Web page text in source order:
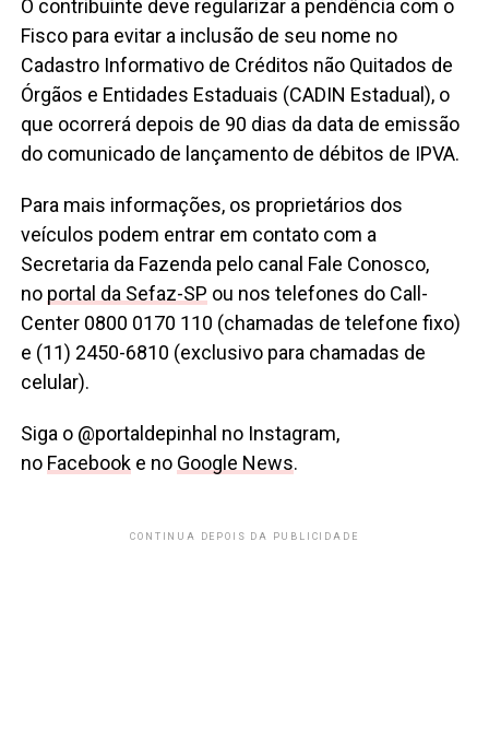
O contribuinte deve regularizar a pendência com o
Fisco para evitar a inclusão de seu nome no
Cadastro Informativo de Créditos não Quitados de
Órgãos e Entidades Estaduais (CADIN Estadual), o
que ocorrerá depois de 90 dias da data de emissão
do comunicado de lançamento de débitos de IPVA.
Para mais informações, os proprietários dos
veículos podem entrar em contato com a
Secretaria da Fazenda pelo canal Fale Conosco,
no portal da Sefaz-SP ou nos telefones do Call-
Center 0800 0170 110 (chamadas de telefone fixo)
e (11) 2450-6810 (exclusivo para chamadas de
celular).
Siga o @portaldepinhal no Instagram,
no Facebooke no Google News.
CONTINUA DEPOIS DA PUBLICIDADE